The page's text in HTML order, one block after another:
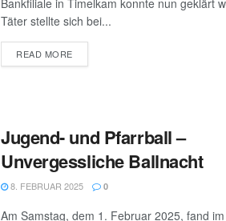
Täter stellte sich bei...
READ MOREDETAILS
Jugend- und Pfarrball –
Unvergessliche Ballnacht
8. FEBRUAR 2025 0
Am Samstag, dem 1. Februar 2025, fand im